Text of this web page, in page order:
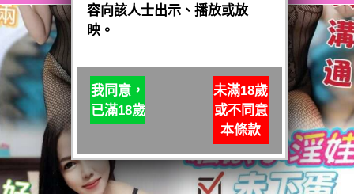
容向該人士出示、播放或放
映。
我同意，
已滿18歲
未滿18歲
或不同意
本條款